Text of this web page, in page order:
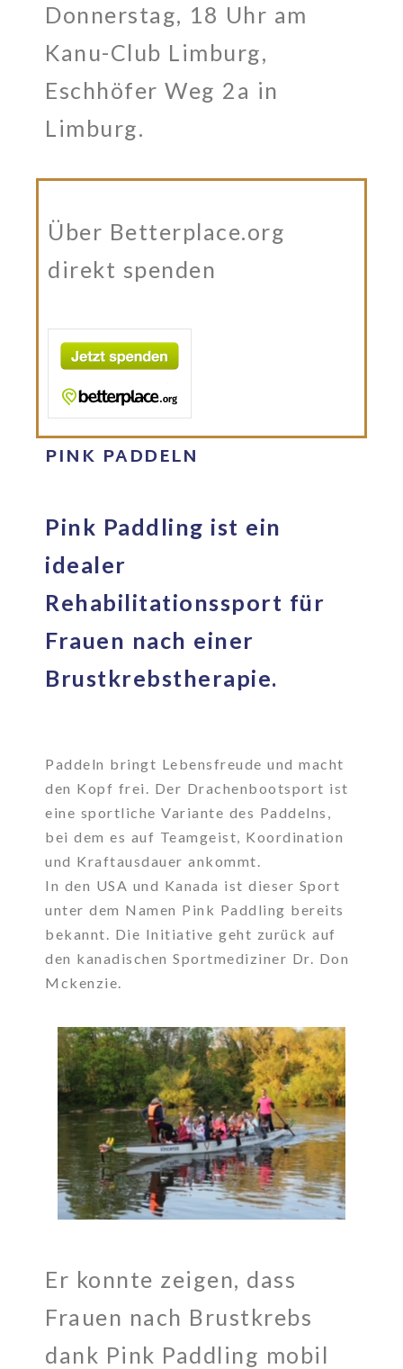
Donnerstag, 18 Uhr am
Kanu-Club Limburg,
Eschhöfer Weg 2a in
Limburg.
Über Betterplace.org
direkt spenden
PINK PADDELN
Pink Paddling ist ein
idealer
Rehabilitationssport für
Frauen nach einer
Brustkrebstherapie.
Paddeln bringt Lebensfreude und macht
den Kopf frei. Der Drachenbootsport ist
eine sportliche Variante des Paddelns,
bei dem es auf Teamgeist, Koordination
und Kraftausdauer ankommt.
In den USA und Kanada ist dieser Sport
unter dem Namen Pink Paddling bereits
bekannt. Die Initiative geht zurück auf
den kanadischen Sportmediziner Dr. Don
Mckenzie.
Er konnte zeigen, dass
Frauen nach Brustkrebs
dank Pink Paddling mobil